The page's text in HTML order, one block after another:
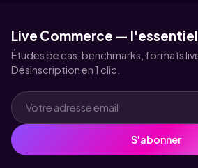
Live Commerce —
Études de cas, benchmarks, formats
Désinscription en 1 clic.
S'abonner